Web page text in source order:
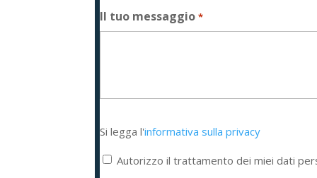
Il tuo messaggio *
legga
l'informativa
Si legga l'informativa sulla privacy
Autorizzo il trattamento dei miei dati